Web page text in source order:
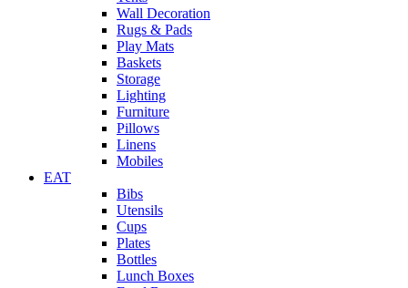
Wall Decoration
Rugs & Pads
Play Mats
Baskets
Storage
Lighting
Furniture
Pillows
Linens
Mobiles
EAT
Bibs
Utensils
Cups
Plates
Bottles
Lunch Boxes